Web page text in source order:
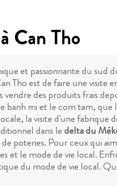
Can Tho
et passionnante du sud
Tho est de faire une visite
des produits frais
banh mi et le com tam,
la visite d'une fabrique
dans ledelta du
poteries. Pour ceux qui
et le mode de vie local.
du mode de vie local.